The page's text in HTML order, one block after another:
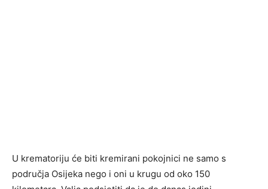
U krematoriju će biti kremirani pokojnici ne samo s
područja Osijeka nego i oni u krugu od oko 150